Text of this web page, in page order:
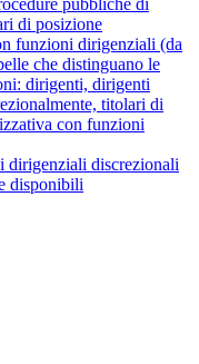
pubbliche di
di posizione
funzioni dirigenziali (da
che distinguano le
dirigenti, dirigenti
titolari di
con funzioni
dirigenziali discrezionali
disponibili